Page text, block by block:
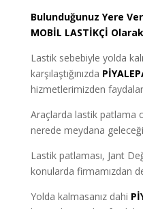
Bulunduğunuz Yere
MOBİL LASTİKÇİ
Lastik sebebiyle yolda
karşılaştığınızda
hizmetlerimizden
Araçlarda lastik patlama
nerede meydana
Lastik patlaması, Jant
konularda firmamızdan
Yolda kalmasanız dahi